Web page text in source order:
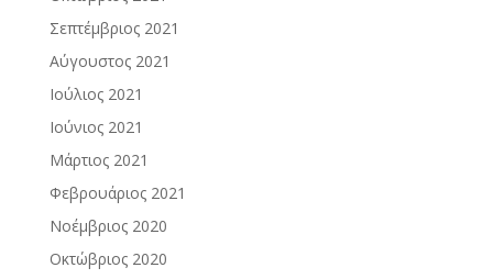
Σεπτέμβριος 2021
Αύγουστος 2021
Ιούλιος 2021
Ιούνιος 2021
Μάρτιος 2021
Φεβρουάριος 2021
Νοέμβριος 2020
Οκτώβριος 2020